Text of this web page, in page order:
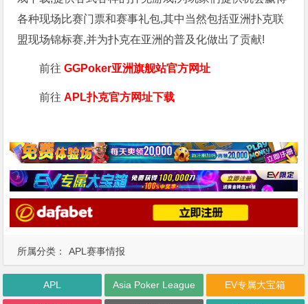
所属分类： APL赛事情报
各种现场比赛门票和赛事礼包,其中当然包括亚洲扑克联
盟现场锦标赛,并为扑克在亚洲的普及化做出了贡献!
前往GGPoker亚洲旗舰站官方网址
前往APL扑克官方网址下载
APL Asia Poker League EV专属大宝箱